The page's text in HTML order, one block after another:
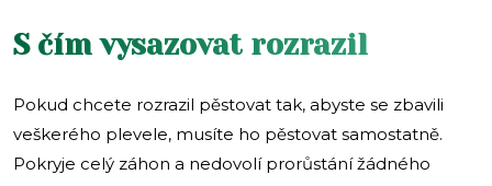
S čím vysazovat rozrazil
Pokud chcete rozrazil pěstovat tak, abyste se zbavili
veškerého plevele, musíte ho pěstovat samostatně.
Pokryje celý záhon a nedovolí prorůstání žádného